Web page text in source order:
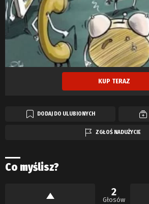
KUP TERAZ
DODAJ DO ULUBIONYCH
ZGŁOŚ NADUŻYCIE
Co myślisz?
2
Głosów